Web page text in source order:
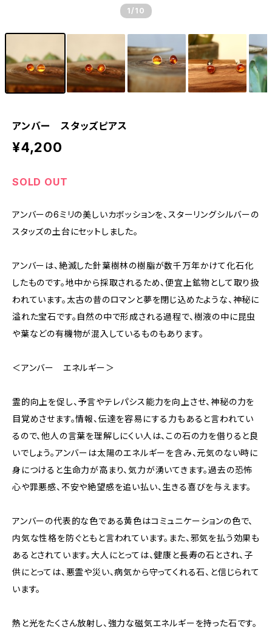
1 /10
アンバー スタッズピアス
¥4,200
SOLD OUT
アンバーの6ミリの美しいカボッションを、スターリングシルバーの
スタッズの土台にセットしました。
アンバーは、絶滅した針葉樹林の樹脂が数千万年かけて化石化
したものです。地中から採取されるため、便宜上鉱物として取り扱
われています。太古の昔のロマンと夢を閉じ込めたような、神秘に
溢れた宝石です。自然の中で形成される過程で、樹液の中に昆虫
や葉などの有機物が混入しているものもあります。
＜アンバー エネルギー＞
霊的向上を促し、予言やテレパシス能力を向上させ、神秘の力を
目覚めさせます。情報、伝達を容易にする力もあると言われてい
るので、他人の言葉を理解しにくい人は、この石の力を借りると良
いでしょう。アンバーは太陽のエネルギーを含み、元気のない時に
身につけると生命力が高まり、気力が湧いてきます。過去の恐怖
心や罪悪感、不安や絶望感を追い払い、生きる喜びを与えます。
アンバーの代表的な色である黄色はコミュニケーションの色で、
内気な性格を防ぐともと言われています。また、邪気を払う効果も
あるとされています。大人にとっては、健康と長寿の石とされ、子
供にとっては、悪霊や災い、病気から守ってくれる石、と信じられて
います。
熱と光をたくさん放射し、強力な磁気エネルギーを持った石です。